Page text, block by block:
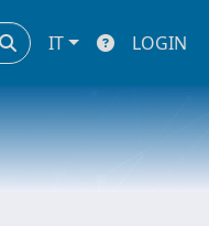
IT LOGIN